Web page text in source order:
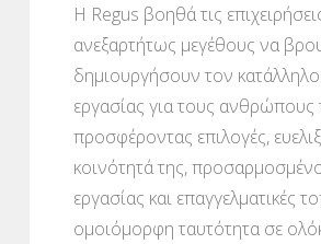
Η Regus βοηθά τις
ανεξαρτήτως μεγέθους να
δημιουργήσουν τον
εργασίας για τους ανθρώπους
προσφέροντας επιλογές,
κοινότητά της,
εργασίας και επαγγελματικές
ομοιόμορφη ταυτότητα σε